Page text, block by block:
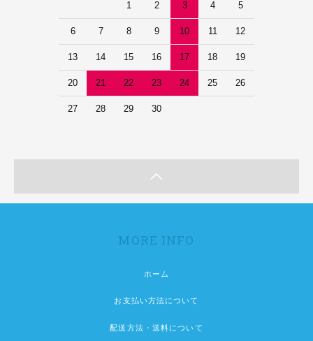
1 2 3 4 5
6 7 8 9 10 11 12
13 14 15 16 17 18 19
20 21 22 23 24 25 26
27 28 29 30
MORE INFO
ホーム
お支払い方法について
配送方法・送料について